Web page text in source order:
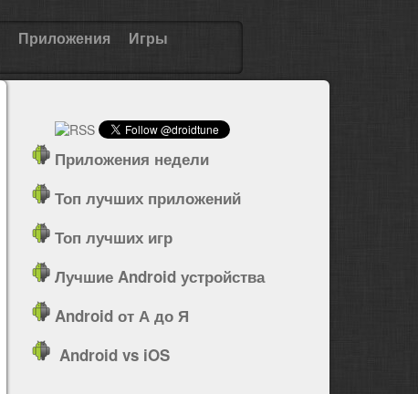
Приложения Игры
Приложения недели
Топ лучших приложений
Топ лучших игр
Лучшие Android устройства
Android от А до Я
Android vs iOS